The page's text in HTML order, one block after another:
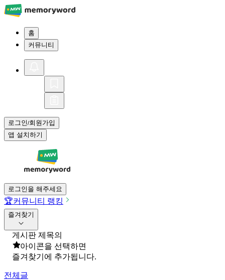
홈
커뮤니티
로그인/회원가입
앱 설치하기
로그인을 해주세요
🏆커뮤니티 랭킹
즐겨찾기
게시판 제목의
아이콘을 선택하면
즐겨찾기에 추가됩니다.
전체글